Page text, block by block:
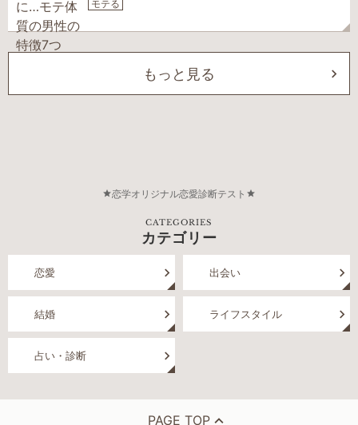
モテる
もっと見る
恋学オリジナル恋愛診断テスト
CATEGORIES
カテゴリー
恋愛 出会い
結婚 ライフスタイル
占い・診断
PAGE TOP